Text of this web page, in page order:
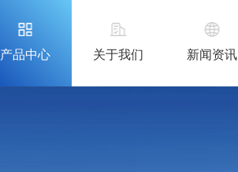
产品中心 关于我们 新闻资讯